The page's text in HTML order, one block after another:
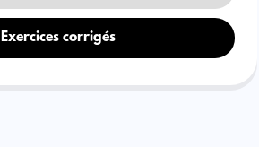
Exercices corrigés